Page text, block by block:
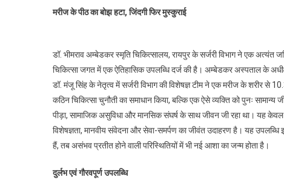
मरीज के पीठ का बोझ हटा, जिंदगी फिर मुस्कुराई
डॉ. भीमराव अम्बेडकर स्मृति चिकित्सालय, रायपुर के सर्जरी विभाग ने एक
चिकित्सा जगत में एक ऐतिहासिक उपलब्धि दर्ज की है। अम्बेडकर अस्पताल के
डॉ. मंजू सिंह के नेतृत्व में सर्जरी विभाग की विशेषज्ञ टीम ने एक मरीज के शरीर से
कठिन चिकित्सा चुनौती का समाधान किया, बल्कि एक ऐसे व्यक्ति को पुनः
पीड़ा, सामाजिक असुविधा और मानसिक संघर्ष के साथ जीवन जी रहा था। यह
विशेषज्ञता, मानवीय संवेदना और सेवा-समर्पण का जीवंत उदाहरण है। यह
हैं, तब असंभव प्रतीत होने वाली परिस्थितियों में भी नई आशा का जन्म होता है।
दुर्लभ एवं गौरवपूर्ण उपलब्धि